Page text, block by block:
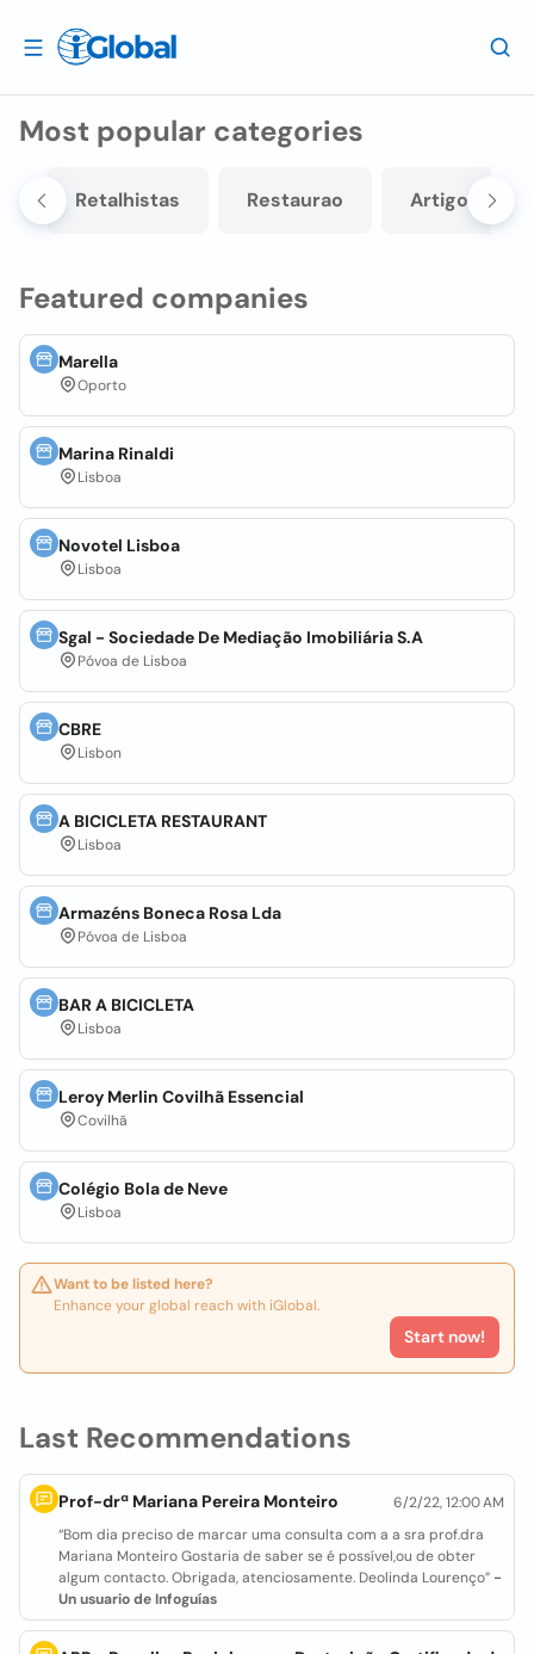
Most popular categories
Retalhistas Restaurao Artigos e
Featured companies
Marella
Oporto
Marina Rinaldi
Lisboa
Novotel Lisboa
Lisboa
Sgal - Sociedade De Mediação Imobiliária S.A
Póvoa de Lisboa
CBRE
Lisbon
A BICICLETA RESTAURANT
Lisboa
Armazéns Boneca Rosa Lda
Póvoa de Lisboa
BAR A BICICLETA
Lisboa
Leroy Merlin Covilhã Essencial
Covilhã
Colégio Bola de Neve
Lisboa
Want to be listed here?
Enhance your global reach with iGlobal.
Start now!
Last Recommendations
Prof-drª Mariana Pereira Monteiro
6/2/22, 12:00 AM
“Bom dia preciso de marcar uma consulta com a a sra prof.dra
Mariana Monteiro Gostaria de saber se é possível,ou de obter
algum contacto. Obrigada, atenciosamente. Deolinda Lourenço” -
Un usuario de Infoguías